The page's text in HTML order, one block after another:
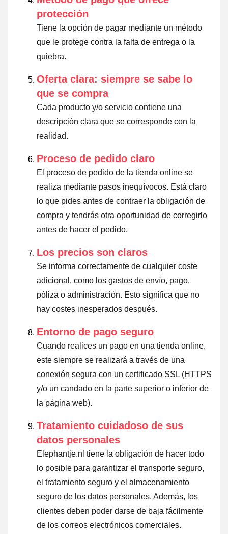
protección
Tiene la opción de pagar mediante un método
que le protege contra la falta de entrega o la
quiebra.
Oferta clara: siempre se sabe lo
que se compra
Cada producto y/o servicio contiene una
descripción clara que se corresponde con la
realidad.
Proceso de pedido claro
El proceso de pedido de la tienda online se
realiza mediante pasos inequívocos. Está claro
lo que pides antes de contraer la obligación de
compra y tendrás otra oportunidad de corregirlo
antes de hacer el pedido.
Los precios son claros
Se informa correctamente de cualquier coste
adicional, como los gastos de envío, pago,
póliza o administración. Esto significa que no
hay costes inesperados después.
Entorno de pago seguro
Cuando realices un pago en una tienda online,
este siempre se realizará a través de una
conexión segura con un certificado SSL (HTTPS
y/o un candado en la parte superior o inferior de
la página web).
Tratamiento cuidadoso de sus
datos personales
Elephantje.nl tiene la obligación de hacer todo
lo posible para garantizar el transporte seguro,
el tratamiento seguro y el almacenamiento
seguro de los datos personales. Además, los
clientes deben poder darse de baja fácilmente
de los correos electrónicos comerciales.